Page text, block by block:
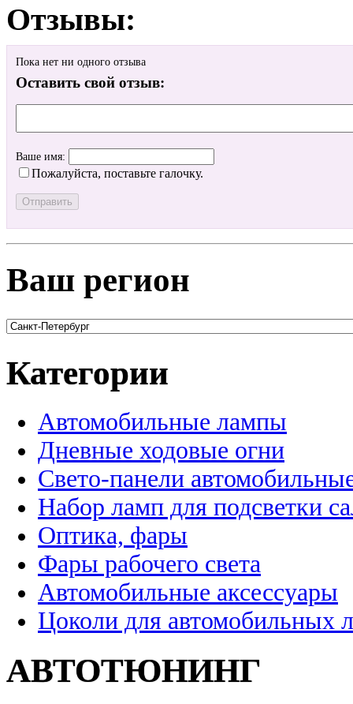
Отзывы:
Пока нет ни одного отзыва
Оставить свой отзыв:
Ваше имя:
Пожалуйста, поставьте галочку.
Ваш регион
Категории
Автомобильные лампы
Дневные ходовые огни
Свето-панели
Набор ламп для подсветки
Оптика, фары
Фары рабочего света
Автомобильные аксессуары
Цоколи для автомобильных
АВТОТЮНИНГ